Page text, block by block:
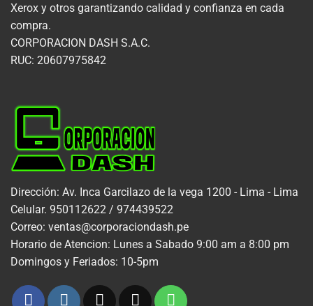
Xerox y otros garantizando calidad y confianza en cada
compra.
CORPORACION DASH S.A.C.
RUC: 20607975842
Dirección: Av. Inca Garcilazo de la vega 1200 - Lima - Lima
Celular. 950112622 / 974439522
Correo: ventas@corporaciondash.pe
Horario de Atencion: Lunes a Sabado 9:00 am a 8:00 pm
Domingos y Feriados: 10-5pm